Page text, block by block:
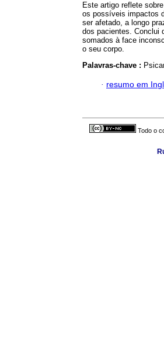
Este artigo reflete
os possíveis impactos
ser afetado, a longo
dos pacientes. Conclui
somados à face
o seu corpo.
Palavras-chave :
· resumo em
Todo o